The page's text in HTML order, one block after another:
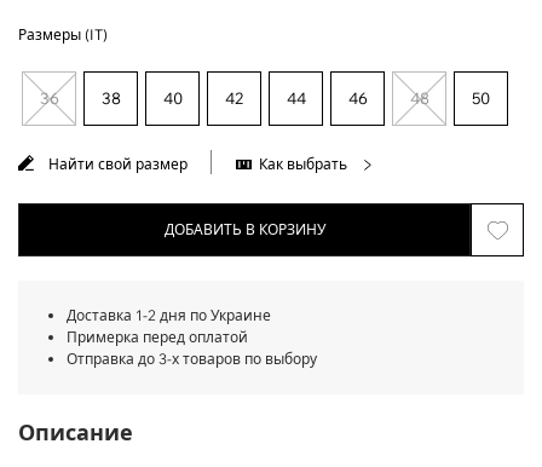
Размеры (IT)
36 38 40 42 44 46 48 50
Найти свой размер Как выбрать
ДОБАВИТЬ В КОРЗИНУ
Доставка 1-2 дня по Украине
Примерка перед оплатой
Отправка до 3-х товаров по выбору
Описание